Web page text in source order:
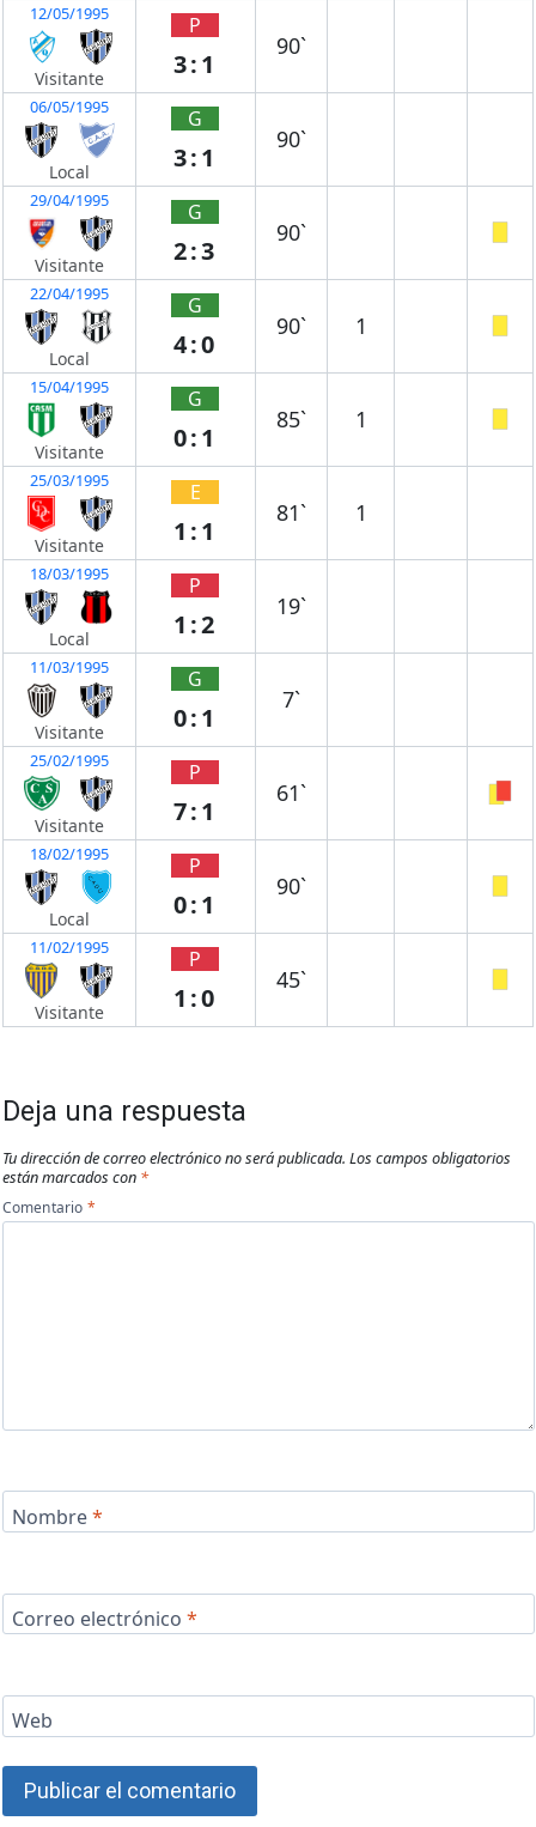
12/05/1995
Visitante
P
3:1
90`
06/05/1995
Local
G
3:1
90`
29/04/1995
Visitante
G
2:3
90`
22/04/1995
Local
G
4:0
90` 1
15/04/1995
Visitante
G
0:1
85` 1
25/03/1995
Visitante
E
1:1
81` 1
18/03/1995
Local
P
1:2
19`
11/03/1995
Visitante
G
0:1
7`
25/02/1995
Visitante
P
7:1
61`
18/02/1995
Local
P
0:1
90`
11/02/1995
Visitante
P
1:0
45`
Deja una respuesta
Tu dirección de correo electrónico no será publicada. Los campos obligatorios
están marcados con *
Comentario *
Nombre*
Correo electrónico *
Web